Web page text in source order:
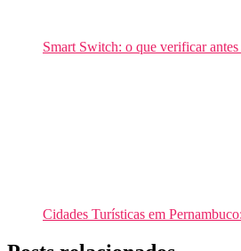
Smart Switch: o que verificar
Cidades Turísticas em